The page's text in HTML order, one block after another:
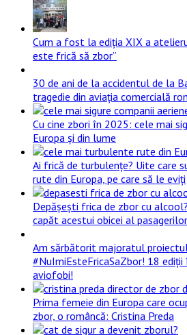
Cum a fost la ediția XIX a
este frică să zbor”
30 de ani de la accidentul de la
tragedie din aviația comercială
Cu cine zbori în 2025: cele mai
Europa și din lume
Ai frică de turbulențe? Uite care
rute din Europa, pe care să le eviți
Depășești frica de zbor cu
capăt acestui obicei al
Am sărbătorit majoratul
#NuImiEsteFricaSaZbor! 18
aviofobi!
Prima femeie din Europa care
zbor, o româncă: Cristina Preda